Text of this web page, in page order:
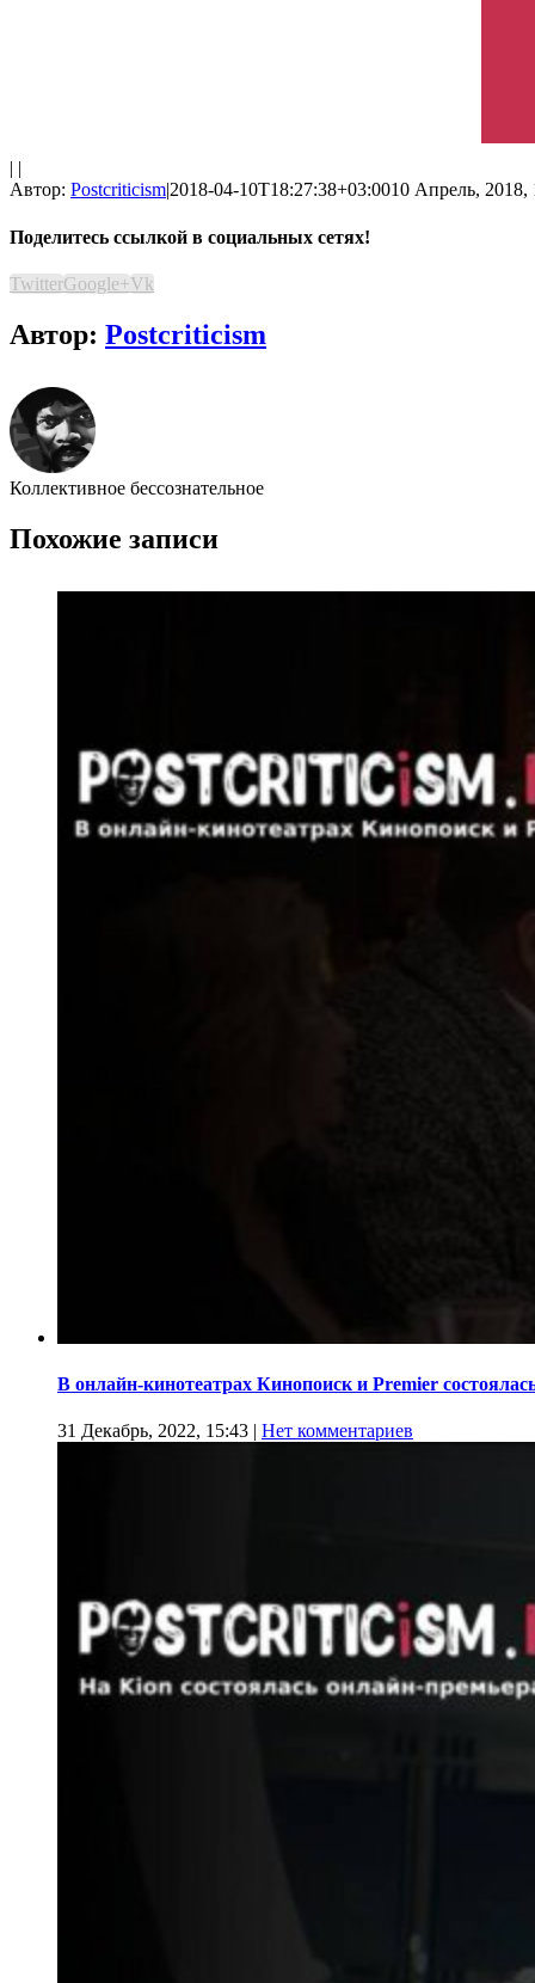
| |
Автор: Postcriticism|2018-04-10T18:27:38+03:0010 Апрель, 2018,
Поделитесь ссылкой в социальных сетях!
TwitterGoogle+Vk
Автор: Postcriticism
Коллективное бессознательное
Похожие записи
В онлайн-кинотеатрах Кинопоиск и Premier
31 Декабрь, 2022, 15:43 | Нет комментариев